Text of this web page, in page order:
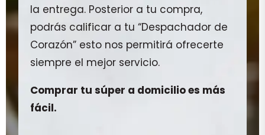
la entrega. Posterior a tu compra,
podrás calificar a tu “Despachador de
Corazón” esto nos permitirá ofrecerte
siempre el mejor servicio.
Comprar tu súper a domicilio es más
fácil.